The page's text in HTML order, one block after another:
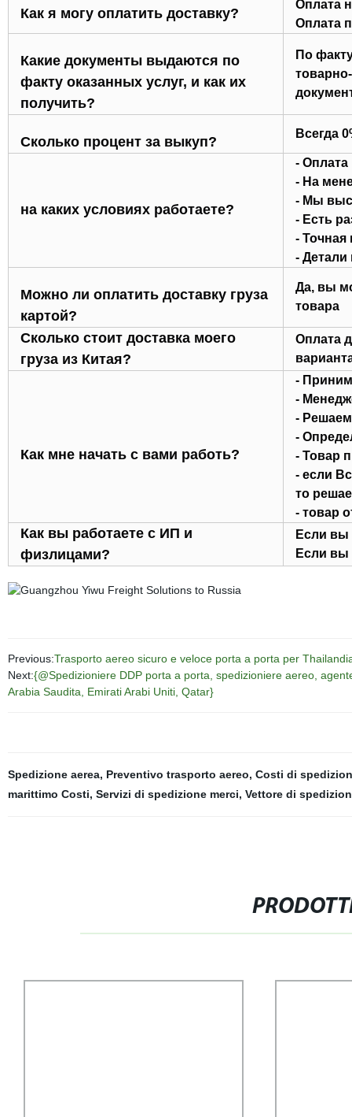
Как я могу оплатить доставку?
Оплата
Оплата
Какие документы выдаются по
факту оказанных услуг, и как их
получить?
По
Сколько процент за выкуп?
Всегда
на каких условиях работаете?
- Оплата
- На
- Мы
- Есть
- Точная
-
Можно ли оплатить доставку груза
картой?
Да, вы
товара
Сколько стоит доставка моего
груза из Китая?
Оплата
Как мне начать с вами работь?
-
-
-
-
- Товар
- если
то
- товар
Как вы работаете с ИП и
физлицами?
Если вы
Если вы
Previous:Trasporto aereo sicuro e veloce porta a porta per
Next:{@Spedizioniere DDP porta a porta, spedizioniere aereo,
Arabia Saudita, Emirati Arabi Uniti, Qatar}
Spedizione aerea, Preventivo trasporto aereo, Costi di
marittimo Costi, Servizi di spedizione merci, Vettore di